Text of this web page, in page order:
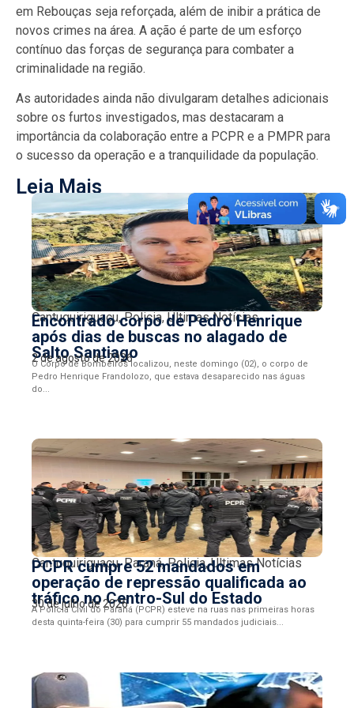
em Rebouças seja reforçada, além de inibir a prática de
novos crimes na área. A ação é parte de um esforço
contínuo das forças de segurança para combater a
criminalidade na região.
As autoridades ainda não divulgaram detalhes adicionais
sobre os furtos investigados, mas destacaram a
importância da colaboração entre a PCPR e a PMPR para
o sucesso da operação e a tranquilidade da população.
Leia Mais
Cantuquiriguaçu,Policia,Últimas Notícias
Encontrado corpo de Pedro Henrique
após dias de buscas no alagado de
Salto Santiago
2 de agosto de 2026
O Corpo de Bombeiros localizou, neste domingo (02), o corpo de
Pedro Henrique Frandolozo, que estava desaparecido nas águas
do...
Cantuquiriguaçu,Paraná,Policia,Últimas Notícias
PCPR cumpre 52 mandados em
operação de repressão qualificada ao
tráfico no Centro-Sul do Estado
30 de julho de 2026
A Polícia Civil do Paraná (PCPR) esteve na ruas nas primeiras horas
desta quinta-feira (30) para cumprir 55 mandados judiciais...